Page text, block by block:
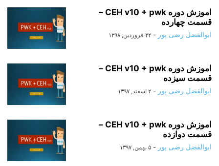
اموزش دوره CEH v10 + pwk –
قسمت چهارده
ابوالفضل رضی پور - ۲۲ فروردین, ۱۳۹۸
اموزش دوره CEH v10 + pwk –
قسمت سیزده
ابوالفضل رضی پور - ۲ اسفند, ۱۳۹۷
اموزش دوره CEH v10 + pwk –
قسمت دوازده
ابوالفضل رضی پور - ۵ بهمن, ۱۳۹۷